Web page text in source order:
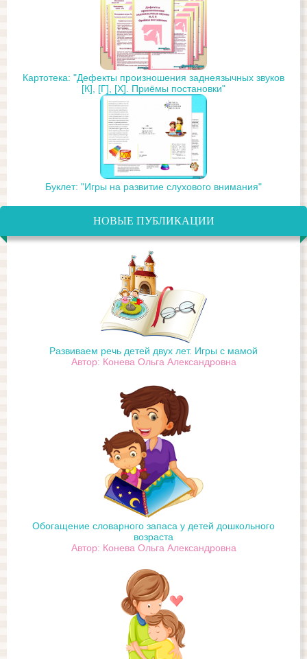
Картотека: "Дефекты произношения заднеязычных звуков
[К], [Г], [Х]. Приёмы постановки"
Буклет: "Игры на развитие слухового внимания"
НОВЫЕ ПУБЛИКАЦИИ
Развиваем речь детей двух лет. Игры с мамой
Автор: Конева Ольга Александровна
Обогащение словарного запаса у детей дошкольного
возраста
Автор: Конева Ольга Александровна